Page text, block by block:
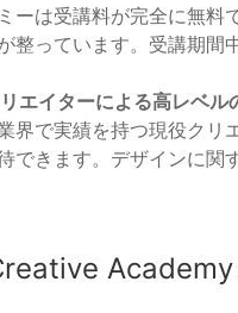
ーは受講料が完全に無料
整っています。受講期間
エイターによる高レベル
界で実績を持つ現役クリ
できます。デザインに関